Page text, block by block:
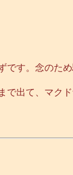
す。念のた
出て、マク